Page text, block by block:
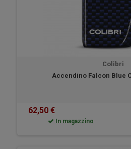
Colibri
Accendino Falcon Blue
62,50 €
In magazzino